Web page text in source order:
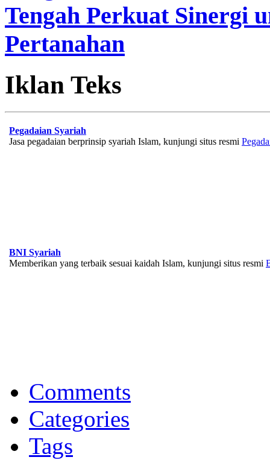
Tengah Perkuat Sinergi
Pertanahan
Iklan Teks
Pegadaian Syariah
Jasa pegadaian berprinsip syariah Islam, kunjungi situs resmi
BNI Syariah
Memberikan yang terbaik sesuai kaidah Islam, kunjungi situs resmi
Raih ketenangan dengan akses yang luas di Bank Muamalat
Comments
Categories
Tags